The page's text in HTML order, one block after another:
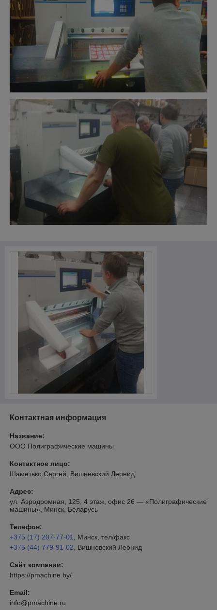
Контактная информация
Название:
ООО Полиграфические машины
Контактное лицо:
Шаметько Сергей, Вишневский Леонид
Адрес:
ул. Аэродромная, 125, 4 этаж, офис 26 — «Полиграфические
машины», Минск, Беларусь
Телефон:
+375 (17) 207-77-01
, Минск, тел/факс
+375 (44) 779-91-02 , Вишневский Леонид
Сайт компании:
https://pmachine.by/
Email:
info@pmachine.ru